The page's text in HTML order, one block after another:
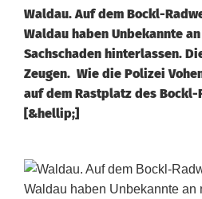
Waldau. Auf dem Bockl-
Waldau haben Unbekannte
Sachschaden hinterlassen.
Zeugen. Wie die Polizei
auf dem Rastplatz des Bockl-
[&hellip;]